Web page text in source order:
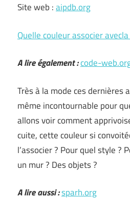
Site web :aipdb.org
Quelle couleur associer
A lire également :code-
Très à la mode ces dernières
même incontournable pour
allons voir comment
cuite, cette couleur si
l’associer ? Pour quel style ?
un mur ? Des objets ?
A lire aussi :sparh.org